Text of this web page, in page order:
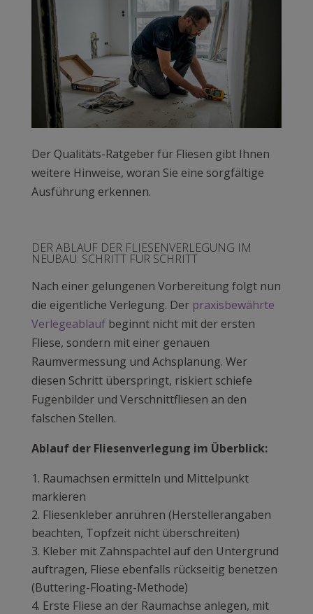
Der Qualitäts-Ratgeber für Fliesen gibt Ihnen
weitere Hinweise, woran Sie eine sorgfältige
Ausführung erkennen.
DER ABLAUF DER FLIESENVERLEGUNG IM
NEUBAU: SCHRITT FÜR SCHRITT
Nach einer gelungenen Vorbereitung folgt nun
die eigentliche Verlegung. Der praxisbewährte
Verlegeablaufbeginnt nicht mit der ersten
Fliese, sondern mit einer genauen
Raumvermessung und Achsplanung. Wer
diesen Schritt überspringt, riskiert schiefe
Fugenbilder und Verschnittfliesen an den
falschen Stellen.
Ablauf der Fliesenverlegung im Überblick:
Raumachsen ermitteln und Mittelpunkt
markieren
Fliesenkleber anrühren (Herstellerangaben
beachten, Topfzeit nicht überschreiten)
Kleber mit Zahnspachtel auf den Untergrund
auftragen, Fliese ebenfalls rückseitig benetzen
(Buttering-Floating-Methode)
Erste Fliese an der Raumachse anlegen, mit